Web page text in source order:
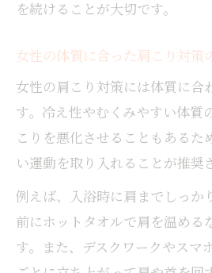
を続けることが大切です。
女性の体質に合った肩こり対策
女性の肩こり対策には体質に合
す。冷え性やむくみやすい体質
こりを悪化させることもあるた
い運動を取り入れることが推奨
例えば、入浴時に肩までしっか
前にホットタオルで肩を温める
す。また、デスクワークやスマ